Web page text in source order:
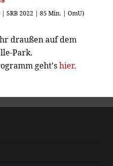
SRB 2022 | 85 Min. | OmU)
draußen auf dem
Park.
geht'shier.